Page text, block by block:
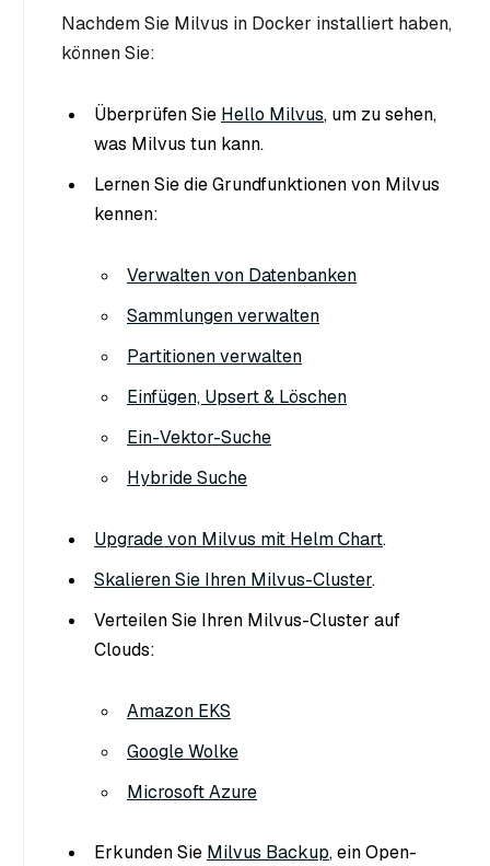
Nachdem Sie Milvus in Docker installiert haben,
können Sie:
Überprüfen Sie Hello Milvus, um zu sehen,
was Milvus tun kann.
Lernen Sie die Grundfunktionen von Milvus
kennen:
Verwalten von Datenbanken
Sammlungen verwalten
Partitionen verwalten
Einfügen, Upsert & Löschen
Ein-Vektor-Suche
Hybride Suche
Upgrade von Milvus mit Helm Chart.
Skalieren Sie Ihren Milvus-Cluster.
Verteilen Sie Ihren Milvus-Cluster auf
Clouds:
Amazon EKS
Google Wolke
Microsoft Azure
Erkunden Sie Milvus Backup, ein Open-